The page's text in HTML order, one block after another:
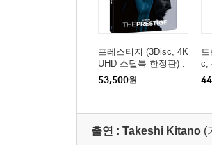
프레스티지 (3Disc, 4K
UHD 스틸북 한정판) :
블루레이
53,500원
c,
출연 : Takeshi Kitano (